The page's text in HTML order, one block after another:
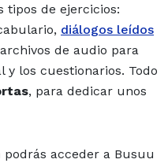
tipos de ejercicios:
diálogos leídos
de audio para
los cuestionarios. Todo
, para dedicar unos
podrás acceder a Busuu